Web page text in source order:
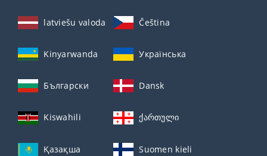
latviešu valoda Čeština
Kinyarwanda Українська
Български Dansk
Kiswahili ქართული
Қазақша Suomen kieli